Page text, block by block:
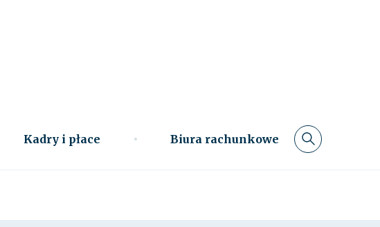
Kadry i płace Biura rachunkowe